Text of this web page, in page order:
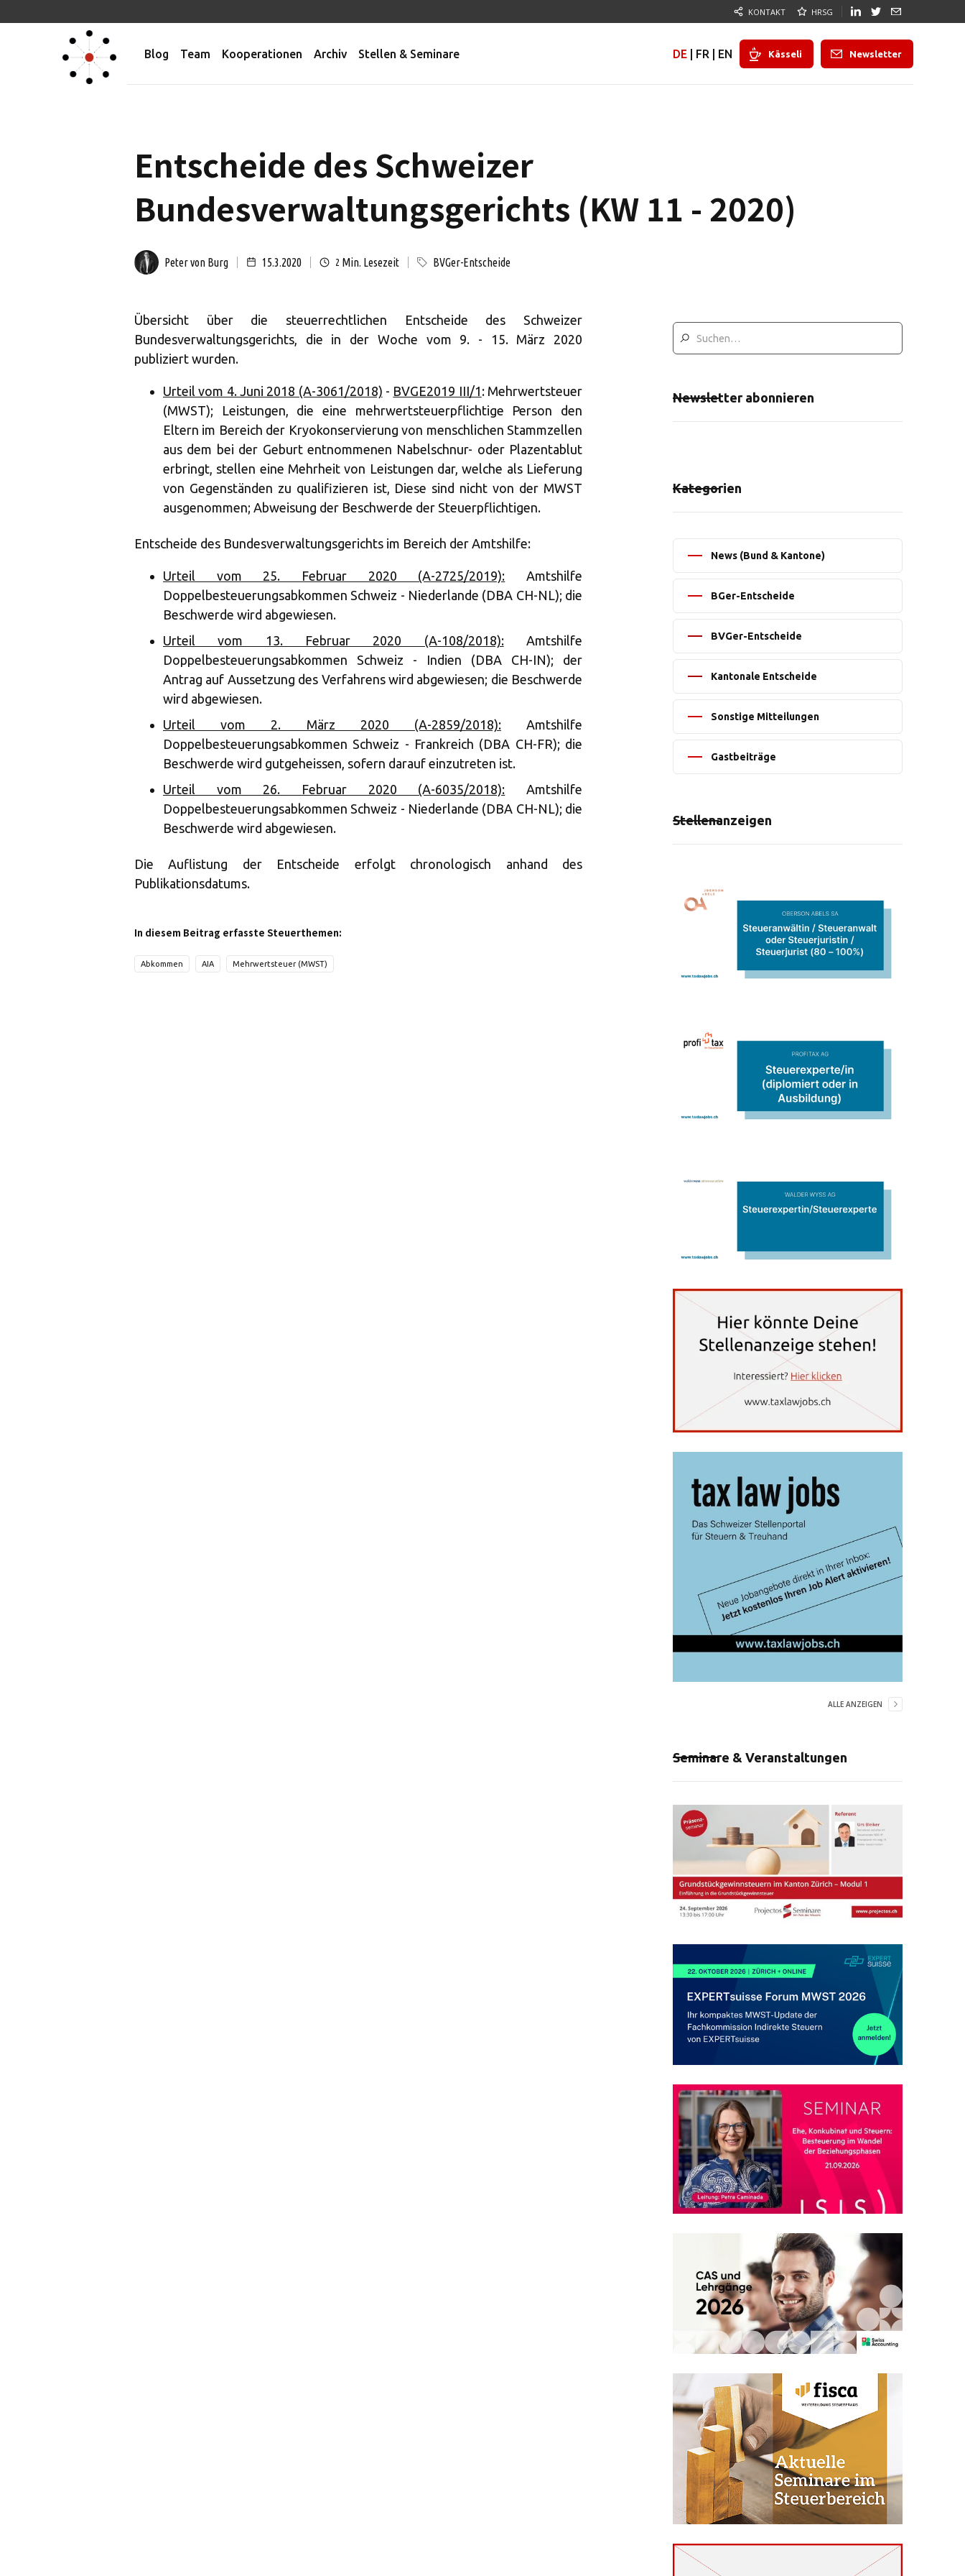
KONTAKT HRSG
Blog Team Kooperationen Archiv Stellen & Seminare DE FR EN Kässeli Newsletter
Entscheide des Schweizer
Bundesverwaltungsgerichts (KW 11 - 2020)
Peter von Burg 15.3.2020 2 Min. Lesezeit BVGer-Entscheide
Übersicht über die steuerrechtlichen Entscheide des Schweizer
Bundesverwaltungsgerichts, die in der Woche vom 9. - 15. März 2020
publiziert wurden.
Urteil vom 4. Juni 2018 (A-3061/2018) - BVGE2019 III/1 : Mehrwertsteuer
(MWST); Leistungen, die eine mehrwertsteuerpflichtige Person den
Eltern im Bereich der Kryokonservierung von menschlichen Stammzellen
aus dem bei der Geburt entnommenen Nabelschnur- oder Plazentablut
erbringt, stellen eine Mehrheit von Leistungen dar, welche als Lieferung
von Gegenständen zu qualifizieren ist, Diese sind nicht von der MWST
ausgenommen; Abweisung der Beschwerde der Steuerpflichtigen.
Entscheide des Bundesverwaltungsgerichts im Bereich der Amtshilfe:
Urteil vom 25. Februar 2020 (A-2725/2019): Amtshilfe
Doppelbesteuerungsabkommen Schweiz - Niederlande (DBA CH-NL); die
Beschwerde wird abgewiesen.
Urteil vom 13. Februar 2020 (A-108/2018):Amtshilfe
Doppelbesteuerungsabkommen Schweiz - Indien (DBA CH-IN); der
Antrag auf Aussetzung des Verfahrens wird abgewiesen; die Beschwerde
wird abgewiesen.
Urteil vom 2. März 2020 (A-2859/2018):Amtshilfe
Doppelbesteuerungsabkommen Schweiz - Frankreich (DBA CH-FR); die
Beschwerde wird gutgeheissen, sofern darauf einzutreten ist.
Urteil vom 26. Februar 2020 (A-6035/2018): Amtshilfe
Doppelbesteuerungsabkommen Schweiz - Niederlande (DBA CH-NL); die
Beschwerde wird abgewiesen.
Die Auflistung der Entscheide erfolgt chronologisch anhand des
Publikationsdatums.
In diesem Beitrag erfasste Steuerthemen:
Abkommen AIA Mehrwertsteuer (MWST)
Newsletter abonnieren
Kategorien
News (Bund & Kantone)
BGer-Entscheide
BVGer-Entscheide
Kantonale Entscheide
Sonstige Mitteilungen
Gastbeiträge
Stellenanzeigen
ALLE ANZEIGEN
Seminare & Veranstaltungen